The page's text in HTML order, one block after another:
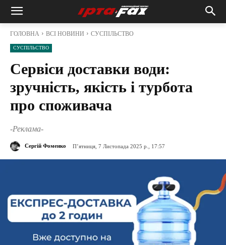
ГОЛОВНА ВСІ НОВИНИ СУСПІЛЬСТВО
СУСПІЛЬСТВО
Сервіси доставки води:
зручність, якість і турбота
про споживача
-Реклама-
Сергій Фоменко П’ятниця, 7 Листопада 2025 р., 17:57